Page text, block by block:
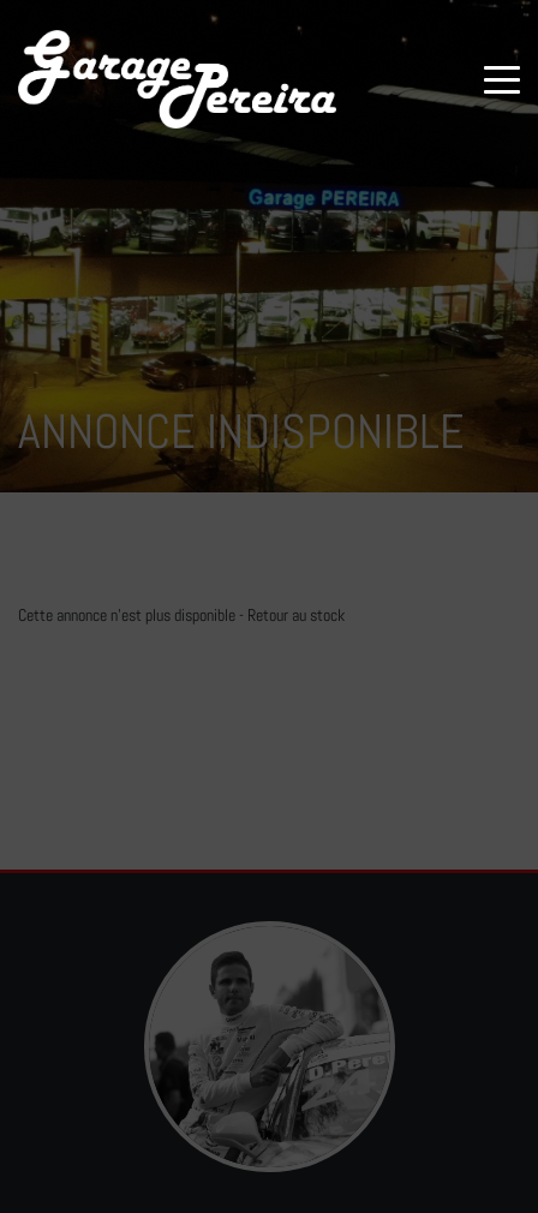
ANNONCE INDISPONIBLE
Cette annonce n'est plus disponible - Retour au stock
Paramètres avancés des cookies